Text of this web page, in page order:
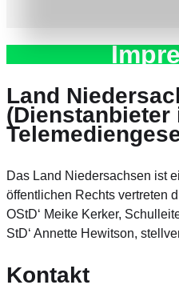
Land
(Dienstanbieter
Das Land Niedersachsen ist
öffentlichen Rechts vertreten
OStD‘ Meike Kerker,
StD‘ Annette Hewitson,
Kontakt